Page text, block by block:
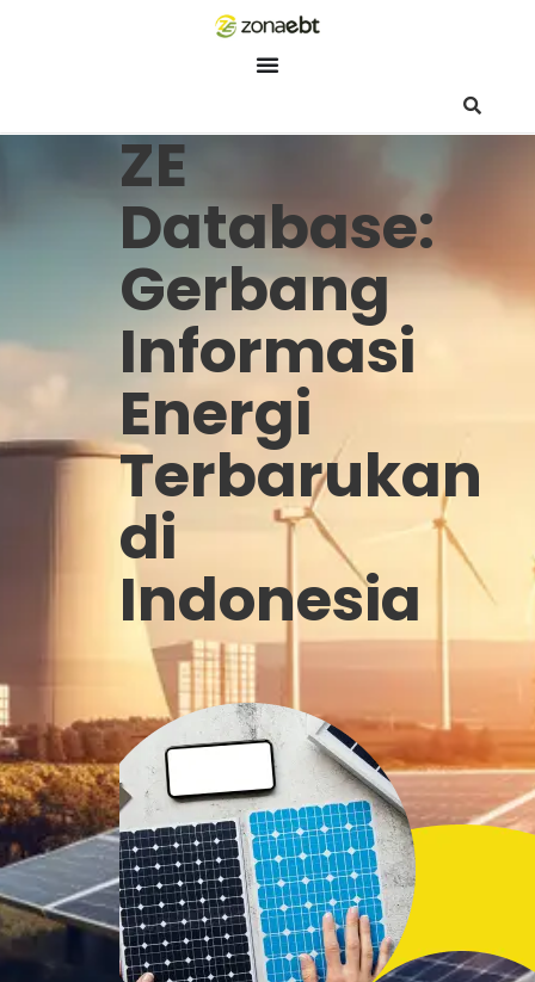
ZE
Database:
Gerbang
Informasi
Energi
Terbarukan
di
Indonesia
Aku ZEBot, asisten digital ZonaEBT. Ada yang bisa kubantu